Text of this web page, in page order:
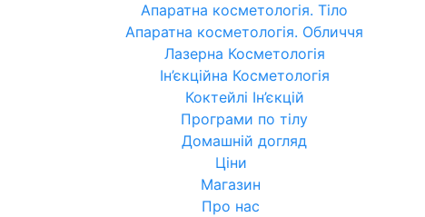
Апаратна косметологія. Тіло
Апаратна косметологія. Обличчя
Лазерна Косметологія
Ін’єкційна Косметологія
Коктейлі Ін’єкцій
Програми по тілу
Домашній догляд
Ціни
Магазин
Про нас